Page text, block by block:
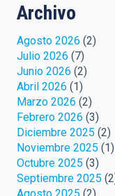
Archivo
Agosto 2026 (2)
Julio 2026 (7)
Junio 2026 (2)
Abril 2026 (1)
Marzo 2026 (2)
Febrero 2026 (3)
Diciembre 2025 (2)
Noviembre 2025 (1)
Octubre 2025 (3)
Septiembre 2025